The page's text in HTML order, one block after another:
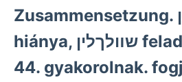
Zusammensetzung. שאן utunk
hiánya, שװלךלין feladata helyet,
44. gyakorolnak.